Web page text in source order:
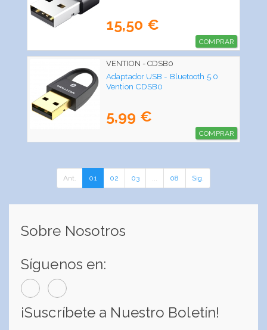
15,50 €
COMPRAR
VENTION - CDSB0
Adaptador USB - Bluetooth 5.0
Vention CDSB0
5,99 €
COMPRAR
Ant. 01 02 03 ... 08 Sig.
Sobre Nosotros
Síguenos en:
¡Suscríbete a Nuestro Boletín!